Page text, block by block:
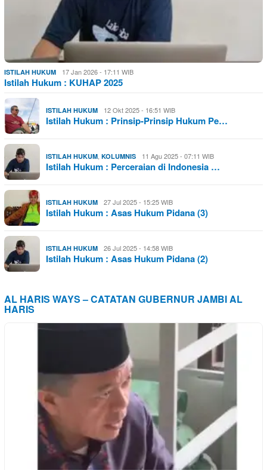
ISTILAH HUKUM 17 Jan 2026 - 17:11 WIB
Istilah Hukum : KUHAP 2025
ISTILAH HUKUM 12 Okt 2025 - 16:51 WIB
Istilah Hukum : Prinsip-Prinsip Hukum Pe…
ISTILAH HUKUM, KOLUMNIS 11 Agu 2025 - 07:11 WIB
Istilah Hukum : Perceraian di Indonesia …
ISTILAH HUKUM 27 Jul 2025 - 15:25 WIB
Istilah Hukum : Asas Hukum Pidana (3)
ISTILAH HUKUM 26 Jul 2025 - 14:58 WIB
Istilah Hukum : Asas Hukum Pidana (2)
AL HARIS WAYS – CATATAN GUBERNUR JAMBI AL
HARIS